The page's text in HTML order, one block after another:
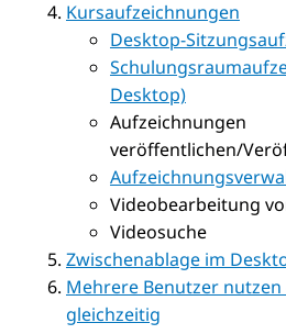
Kursaufzeichnungen
Desktop-
Desktop)
Aufzeichnungen
veröffentlichen/
Videobearbeitung
Videosuche
Zwischenablage im
Mehrere Benutzer
gleichzeitig